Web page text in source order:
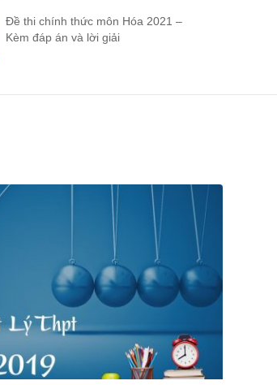
Đề thi chính thức môn Hóa 2021 –
Kèm đáp án và lời giải